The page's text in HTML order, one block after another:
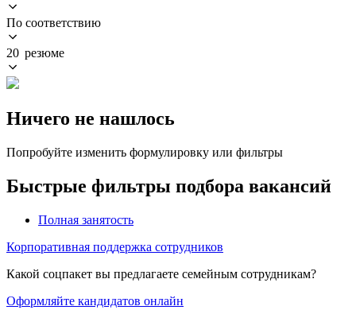
По соответствию
20 резюме
Ничего не нашлось
Попробуйте изменить формулировку или фильтры
Быстрые фильтры подбора вакансий
Полная занятость
Корпоративная поддержка сотрудников
Какой соцпакет вы предлагаете семейным сотрудникам?
Оформляйте кандидатов онлайн